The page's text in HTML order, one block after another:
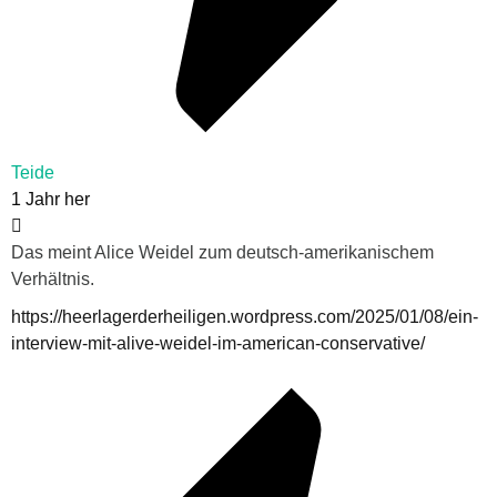
Teide
1 Jahr her
Das meint Alice Weidel zum deutsch-amerikanischem
Verhältnis.
https://heerlagerderheiligen.wordpress.com/2025/01/08/ein-
interview-mit-alive-weidel-im-american-conservative/